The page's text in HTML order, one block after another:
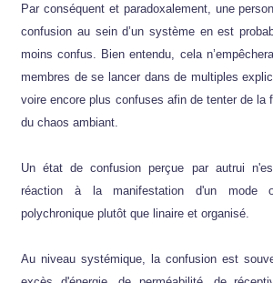
Par conséquent et paradoxalement, une
confusion au sein d’un système en est
moins confus. Bien entendu, cela
membres de se lancer dans de multiples
voire encore plus confuses afin de tenter de la
du chaos ambiant.
Un état de confusion perçue par autrui
réaction à la manifestation d'un mode
polychronique plutôt que linaire et organisé.
Au niveau systémique, la confusion est